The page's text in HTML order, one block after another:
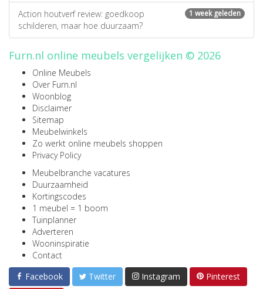
1 week geleden
Action houtverf review: goedkoop
schilderen, maar hoe duurzaam?
Furn.nl online meubels vergelijken © 2026
Online Meubels
Over Furn.nl
Woonblog
Disclaimer
Sitemap
Meubelwinkels
Zo werkt online meubels shoppen
Privacy Policy
Meubelbranche vacatures
Duurzaamheid
Kortingscodes
1 meubel = 1 boom
Tuinplanner
Adverteren
Wooninspiratie
Contact
Facebook
Twitter Instagram Pinterest